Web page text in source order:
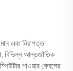
এবং নিরাপত্তা
বিভিন্ন আন্তর্জাতিক
পাওয়ার কেবলের